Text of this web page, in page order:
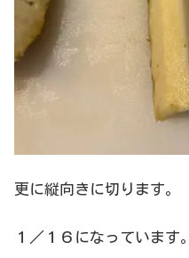
更に縦向きに切ります。
１／１６になっています。